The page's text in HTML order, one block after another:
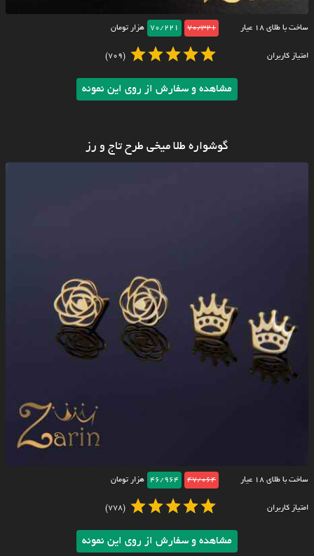
ساخت با طلای ۱۸ عیار 70/321
70/221 هزار تومان
امتیاز کاربران (709)
مشاهده و سفارش از روی این نمونه
گوشواره طلا میخی طرح تاج و رز
ساخت با طلای ۱۸ عیار 47/064
46/964 هزار تومان
امتیاز کاربران (778)
مشاهده و سفارش از روی این نمونه